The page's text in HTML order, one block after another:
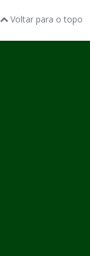
Voltar para o topo